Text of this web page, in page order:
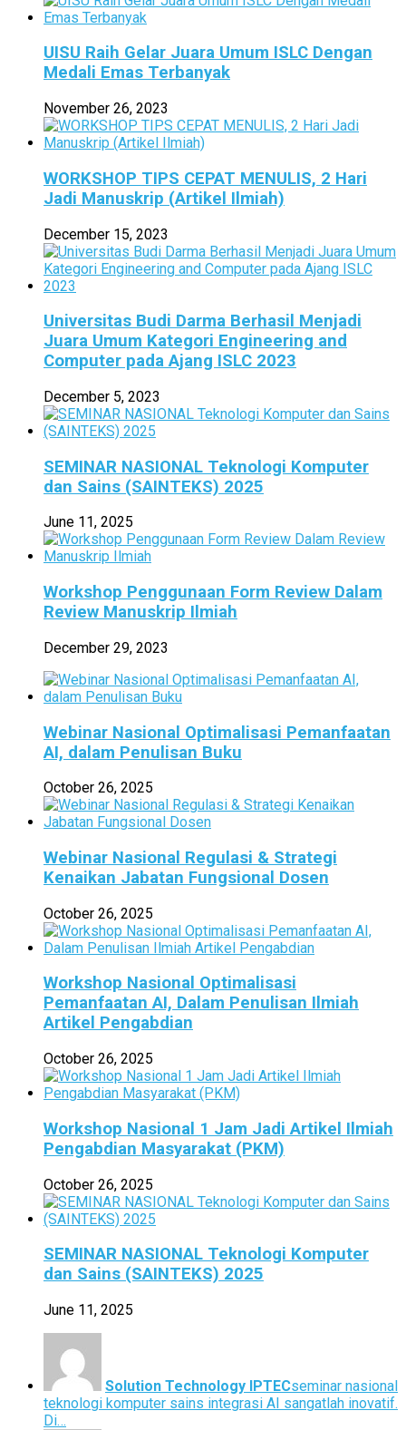
UISU Raih Gelar Juara Umum ISLC Dengan
Medali Emas Terbanyak
November 26, 2023
WORKSHOP TIPS CEPAT MENULIS, 2 Hari
Jadi Manuskrip (Artikel Ilmiah)
December 15, 2023
Universitas Budi Darma Berhasil Menjadi
Juara Umum Kategori Engineering and
Computer pada Ajang ISLC 2023
December 5, 2023
SEMINAR NASIONAL Teknologi Komputer
dan Sains (SAINTEKS) 2025
June 11, 2025
Workshop Penggunaan Form Review Dalam
Review Manuskrip Ilmiah
December 29, 2023
Webinar Nasional Optimalisasi Pemanfaatan
AI, dalam Penulisan Buku
October 26, 2025
Webinar Nasional Regulasi & Strategi
Kenaikan Jabatan Fungsional Dosen
October 26, 2025
Workshop Nasional Optimalisasi
Pemanfaatan AI, Dalam Penulisan Ilmiah
Artikel Pengabdian
October 26, 2025
Workshop Nasional 1 Jam Jadi Artikel Ilmiah
Pengabdian Masyarakat (PKM)
October 26, 2025
SEMINAR NASIONAL Teknologi Komputer
dan Sains (SAINTEKS) 2025
June 11, 2025
Solution Technology IPTECseminar nasional
teknologi komputer sains integrasi AI sangatlah inovatif.
Di…